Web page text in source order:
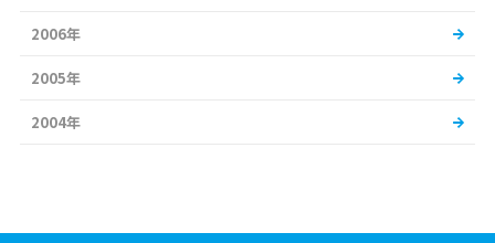
2006年
2005年
2004年